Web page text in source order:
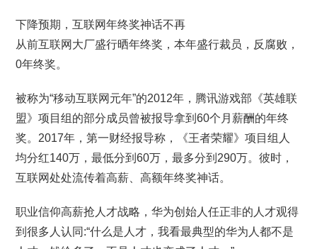
下降预期，互联网年终奖神话不再
从前互联网大厂盛行晒年终奖，本年盛行裁员，反腐败，
0年终奖。
被称为“移动互联网元年”的2012年，腾讯游戏部《英雄联
盟》项目组的部分成员曾被报导拿到60个月薪酬的年终
奖。2017年，第一财经报导称，《王者荣耀》项目组人
均分红140万，最低分到60万，最多分到290万。彼时，
互联网处处流传着高薪、高额年终奖神话。
职业信仰高薪抢人才战略，华为创始人任正非的人才观得
到很多人认同:“什么是人才，我看最典型的华为人都不是